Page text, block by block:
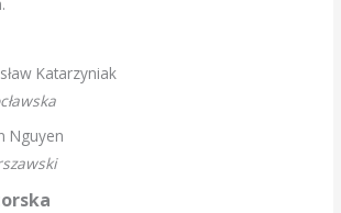
Katarzyniak
Nguyen